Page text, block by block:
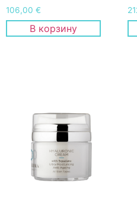
106,00 €
В корзину